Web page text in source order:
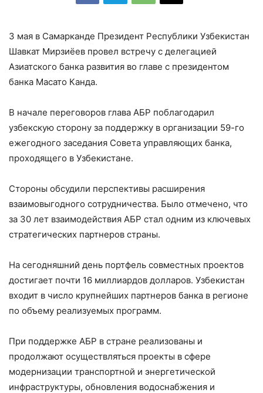
3 мая в Самарканде Президент Республики Узбекистан
Шавкат Мирзиёев провел встречу с делегацией
Азиатского банка развития во главе с президентом
банка Масато Канда.
В начале переговоров глава АБР поблагодарил
узбекскую сторону за поддержку в организации 59-го
ежегодного заседания Совета управляющих банка,
проходящего в Узбекистане.
Стороны обсудили перспективы расширения
взаимовыгодного сотрудничества. Было отмечено, что
за 30 лет взаимодействия АБР стал одним из ключевых
стратегических партнеров страны.
На сегодняшний день портфель совместных проектов
достигает почти 16 миллиардов долларов. Узбекистан
входит в число крупнейших партнеров банка в регионе
по объему реализуемых программ.
При поддержке АБР в стране реализованы и
продолжают осуществляться проекты в сфере
модернизации транспортной и энергетической
инфраструктуры, обновления водоснабжения и